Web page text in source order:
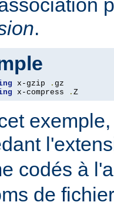
.
x-gzip .
x-compress . Z
codés à
de